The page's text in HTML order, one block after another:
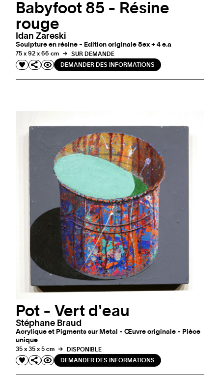
Babyfoot 85 - Résine
rouge
Idan Zareski
Sculpture en résine - Edition originale 8ex + 4 e.a
75 x 92 x 66 cm
SUR DEMANDE
DEMANDER DES INFORMATIONS
Pot - Vert d'eau
Stéphane Braud
Acrylique et Pigments sur Metal - Œuvre originale - Pièce
unique
35 x 35 x 5 cm
DISPONIBLE
DEMANDER DES INFORMATIONS